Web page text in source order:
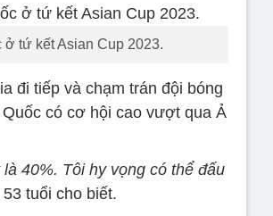
ở tứ kết Asian Cup 2023.
đi tiếp và chạm trán đội bóng
có cơ hội cao vượt qua Ả
40%. Tôi hy vọng có thể đấu
tuổi cho biết.